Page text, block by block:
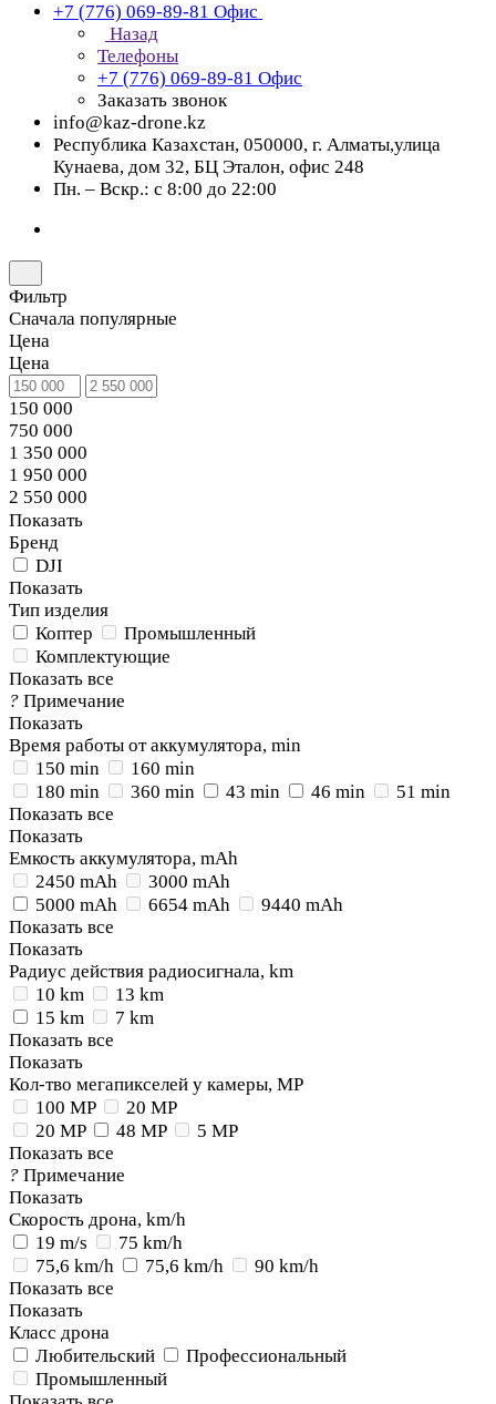
+7 (776) 069-89-81 Офис
Назад
Телефоны
+7 (776) 069-89-81 Офис
Заказать звонок
info@kaz-drone.kz
Республика Казахстан, 050000, г. Алматы,улица
Кунаева, дом 32, БЦ Эталон, офис 248
Пн. – Вскр.: с 8:00 до 22:00
Фильтр
Сначала популярные
Цена
Цена
150 000
750 000
1 350 000
1 950 000
2 550 000
Показать
Бренд
DJI
Показать
Тип изделия
Коптер
Промышленный
Комплектующие
Показать все
? Примечание
Показать
Время работы от аккумулятора, min
150 min
160 min
180 min
360 min 43 min 46 min
51 min
Показать все
Показать
Емкость аккумулятора, mAh
2450 mAh
3000 mAh
5000 mAh
6654 mAh
9440 mAh
Показать все
Показать
Радиус действия радиосигнала, km
10 km
13 km
15 km
7 km
Показать все
Показать
Кол-тво мегапикселей у камеры, MP
100 MP
20 MP
20 MP
48 MP
5 MP
Показать все
? Примечание
Показать
Скорость дрона, km/h
19 m/s
75 km/h
75,6 km/h
75,6 km/h
90 km/h
Показать все
Показать
Класс дрона
Любительский
Профессиональный
Промышленный